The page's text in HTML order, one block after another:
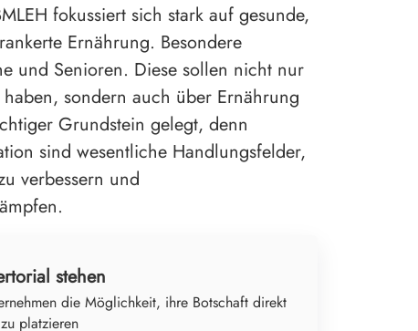
fokussiert sich stark auf gesunde,
Ernährung. Besondere
und Senioren. Diese sollen nicht nur
sondern auch über Ernährung
Grundstein gelegt, denn
sind wesentliche Handlungsfelder,
verbessern und
stehen
die Möglichkeit, ihre Botschaft direkt
platzieren